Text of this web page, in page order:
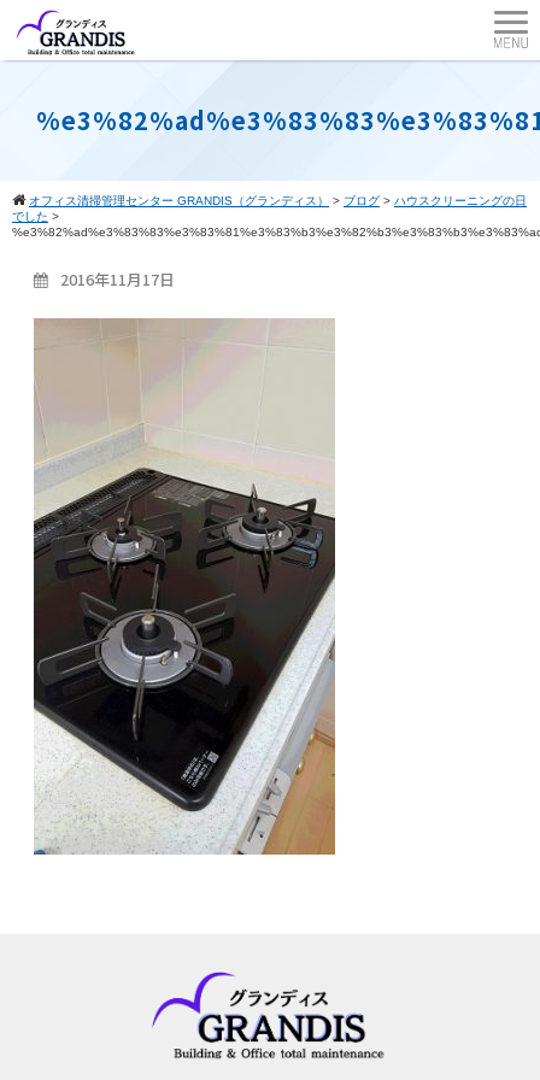
オフィス清掃管理センター GRANDIS（グランディス） > ブログ > ハウスクリーニングの日
でした >
2016年11月17日